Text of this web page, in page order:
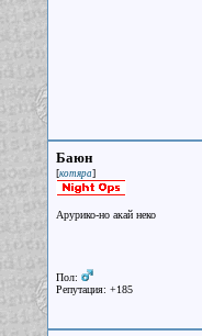
Баюн
[котяра]
Арурико-но акай неко
Пол:
Репутация: +185